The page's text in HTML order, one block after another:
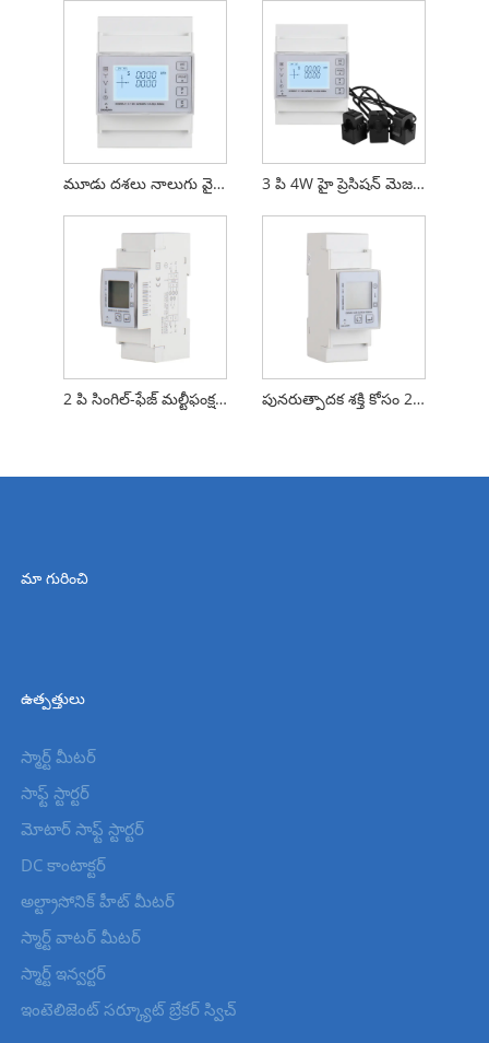
మూడు దశలు నాలుగు వైర్ డిన్ రైల్ మల్టీఫంక్షన్ ఎనర్జీ స్మార్ట్ మీటర్ 3 పి 4W హై ప్రెసిషన్ మెజర్మెంట్ DIN రైల్ ఎనర్జీ స్మార్ట్ మీటర్
2 పి సింగిల్-ఫేజ్ మల్టీఫంక్షన్ దిన్ రైల్ ఎనర్జీ స్మార్ట్ మీటర్ పునరుత్పాదక శక్తి కోసం 2 పి సింగిల్ ఫేజ్ DIN రైల్ ఎనర్జీ స్మార్ట్ మీటర్
మా గురించి
ఉత్పత్తులు
స్మార్ట్ మీటర్
సాఫ్ట్ స్టార్టర్
మోటార్ సాఫ్ట్ స్టార్టర్
DC కాంటాక్టర్
అల్ట్రాసోనిక్ హీట్ మీటర్
స్మార్ట్ వాటర్ మీటర్
స్మార్ట్ ఇన్వర్టర్
ఇంటెలిజెంట్ సర్క్యూట్ బ్రేకర్ స్విచ్